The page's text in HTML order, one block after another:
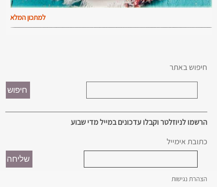
למתכון המלא
חיפוש באתר
הרשמו לניוזלטר וקבלו עדכונים במייל מדי שבוע
כתובת אימייל
הצהרת נגישות